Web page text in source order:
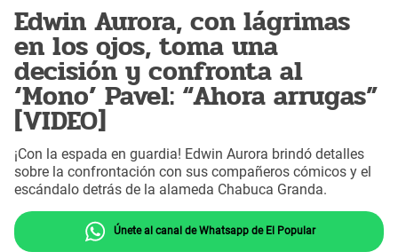
Edwin Aurora, con lágrimas
en los ojos, toma una
decisión y confronta al
‘Mono’ Pavel: “Ahora arrugas”
[VIDEO]
¡Con la espada en guardia! Edwin Aurora brindó detalles
sobre la confrontación con sus compañeros cómicos y el
escándalo detrás de la alameda Chabuca Granda.
Únete al canal de Whatsapp de El Popular